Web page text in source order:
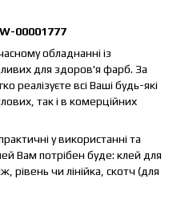
00001777
обладнанні із
для здоров'я фарб. За
реалізуєте всі Ваші будь-які
так і в комерційних
у використанні та
Вам потрібен буде: клей для
чи лінійка, скотч (для